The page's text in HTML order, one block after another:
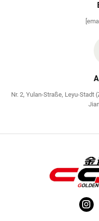
Nr. 2, Yulan-Straße, Leyu-Stadt